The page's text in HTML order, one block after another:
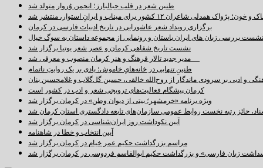
طنین شعر در قلب جبالبارز؛ انجمن وُروار متولد شد
پژواک همدلی شاعران ۱۲ کشور برای میناب و ایرانِ استوار، منتشر شد
برگزاری رویداد شعر عاشورایی در تاریخ ادبیات فارسی در کرمان
نشست بررسی زبان های ایران باستان و رونمایی از مجموعه داستان به سوگ خیال
نشست تاریخ شفاهی کرمان و عصر شعر بوتیا برگزار شد
طنینِ تنهایی در خانه‌هایِ خاموش؛ یادی بر یک روایتِ ناتمام
و ادبی بر سرودی ماندگار از روح‌الله خالقی، حسین گل‌گلاب و غلامحسین بنان
کرمان پیشگام فعالیت‌های ترویجی شعر و ادب در کشور است
ویژه برنامه «خرمشهر؛ بیتی از دیوان وطن» در کرمان برگزار شد
حائز رتبه نخست روابط عمومی سازمان‌های تابعه دادگستری استان کرمان شد
آیین نکوداشت روز ایران‌شناسی در کرمان برگزار شد
آیین انتخاب و خطا در شاهنامه
مراسم بزرگداشت حکیم عمر خیام در کرمان برگزار شد